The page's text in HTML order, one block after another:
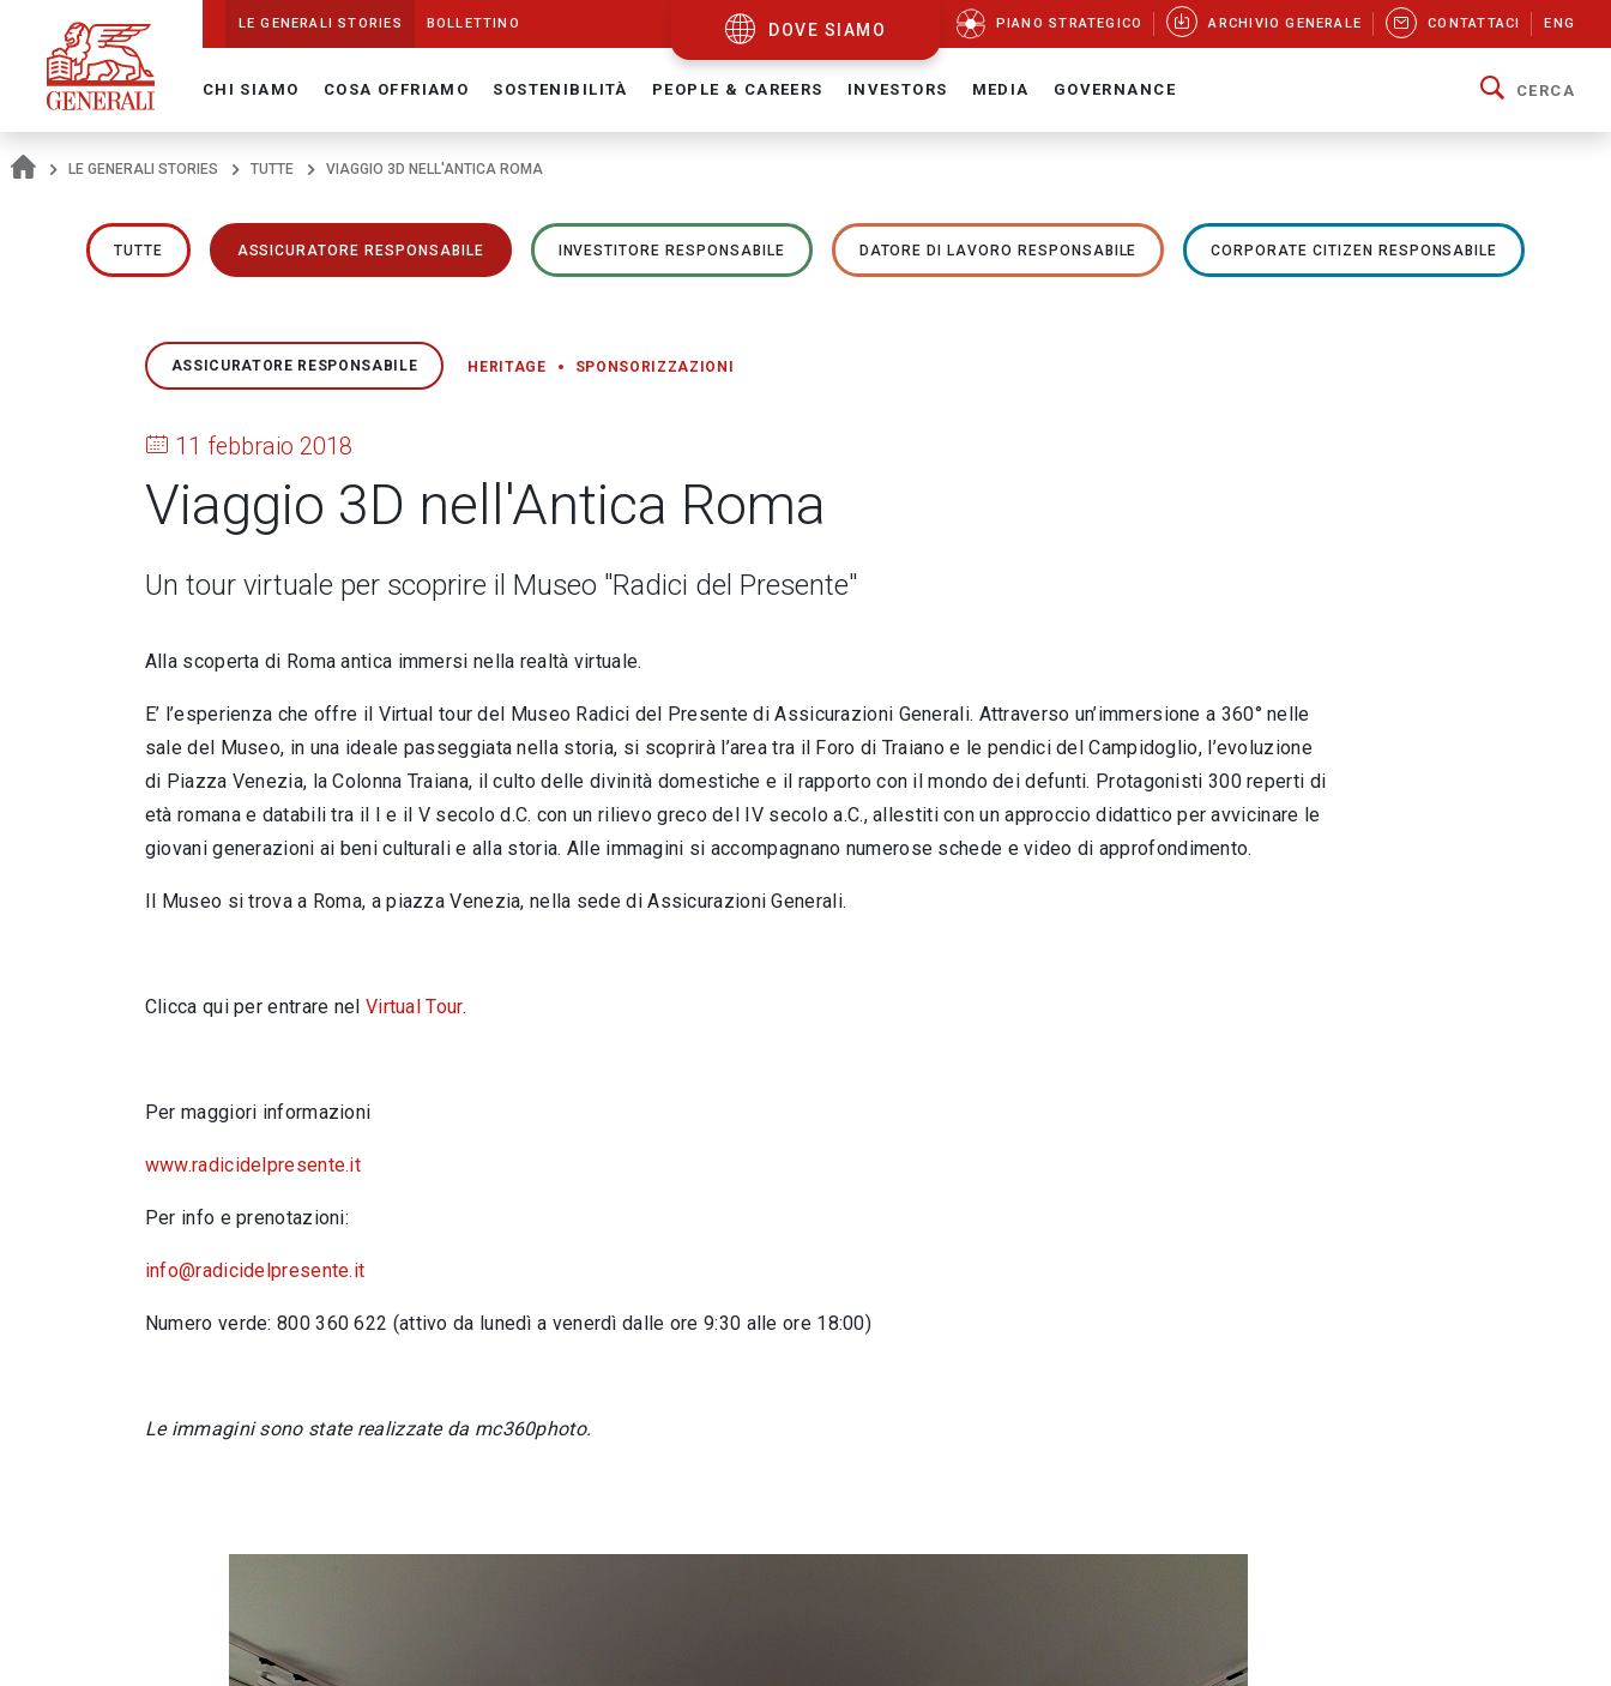
Navigate On Generali.com
shortcut to press release
shortcut to financial figures
shortcut to financial calendar
shortcut to Generali stock
shortcut to career
go to HomePage
go to search
go to map
go to Italian version
go to English version
Main content DOVE SIAMO
LE GENERALI STORIES BOLLETTINO PIANO STRATEGICO ARCHIVIO GENERALE CONTATTACI ENG
CHI SIAMO COSA OFFRIAMO SOSTENIBILITÀ PEOPLE & CAREERS INVESTORS MEDIA GOVERNANCE CERCA
LE GENERALI STORIES TUTTE VIAGGIO 3D NELL'ANTICA ROMA
TUTTE ASSICURATORE RESPONSABILE INVESTITORE RESPONSABILE DATORE DI LAVORO RESPONSABILE CORPORATE CITIZEN RESPONSABILE
ASSICURATORE RESPONSABILE HERITAGE SPONSORIZZAZIONI
11 febbraio 2018
Viaggio 3D nell'Antica Roma
Un tour virtuale per scoprire il Museo "Radici del Presente"
Alla scoperta di Roma antica immersi nella realtà virtuale.
E’ l’esperienza che offre il Virtual tour del Museo Radici del Presente di Assicurazioni Generali. Attraverso un’immersione a 360° nelle
sale del Museo, in una ideale passeggiata nella storia, si scoprirà l’area tra il Foro di Traiano e le pendici del Campidoglio, l’evoluzione
di Piazza Venezia, la Colonna Traiana, il culto delle divinità domestiche e il rapporto con il mondo dei defunti. Protagonisti 300 reperti di
età romana e databili tra il I e il V secolo d.C. con un rilievo greco del IV secolo a.C., allestiti con un approccio didattico per avvicinare le
giovani generazioni ai beni culturali e alla storia. Alle immagini si accompagnano numerose schede e video di approfondimento.
Il Museo si trova a Roma, a piazza Venezia, nella sede di Assicurazioni Generali.
Clicca qui per entrare nel Virtual Tour.
Per maggiori informazioni
www.radicidelpresente.it
Per info e prenotazioni:
info@radicidelpresente.it
Numero verde: 800 360 622 (attivo da lunedì a venerdì dalle ore 9:30 alle ore 18:00)
Le immagini sono state realizzate da mc360photo.